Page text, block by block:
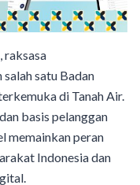
raksasa
satu Badan
di Tanah Air.
basis pelanggan
memainkan peran
Indonesia dan